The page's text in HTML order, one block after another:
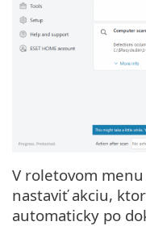
V roletovom menu
nastaviť akciu,
automaticky po